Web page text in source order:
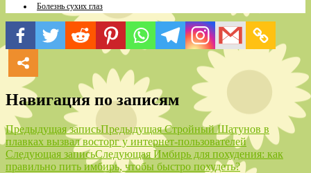
Болезнь сухих глаз
Навигация по записям
Предыдущая записьПредыдущая Стройный Шатунов в
плавках вызвал восторг у интернет-пользователей
Следующая записьСледующая Имбирь для похудения: как
правильно пить имбирь, чтобы быстро похудеть?